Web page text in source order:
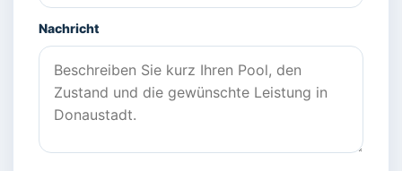
Nachricht